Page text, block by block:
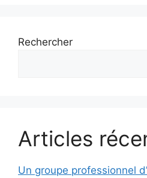
Rechercher
Articles
Un groupe professionnel